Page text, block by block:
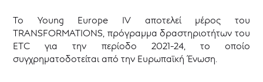
Το Young Europe IV αποτελεί μέρος του
TRANSFORMATIONS, πρόγραμμα δραστηριοτήτων του
ETC για την περίοδο 2021-24, το οποίο
συγχρηματοδοτείται από την Ευρωπαϊκή Ένωση.